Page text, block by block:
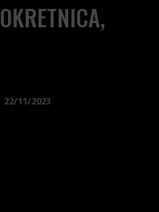
22/11/2023